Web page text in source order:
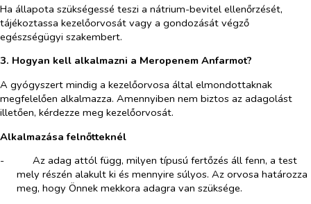
Ha állapota szükségessé teszi a nátrium-bevitel ellenőrzését,
tájékoztassa kezelőorvosát vagy a gondozását végző
egészségügyi szakembert.
3. Hogyan kell alkalmazni a Meropenem Anfarmot?
A gyógyszert mindig a kezelőorvosa által elmondottaknak
megfelelően alkalmazza. Amennyiben nem biztos az adagolást
illetően, kérdezze meg kezelőorvosát.
Alkalmazása felnőtteknél
-​
Az adag attól függ, milyen típusú fertőzés áll fenn, a test
mely részén alakult ki és mennyire súlyos. Az orvosa határozza
meg, hogy Önnek mekkora adagra van szüksége.